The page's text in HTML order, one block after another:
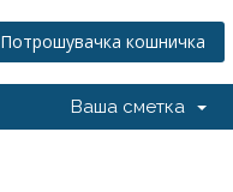
Потрошувачка кошничка
Ваша сметка